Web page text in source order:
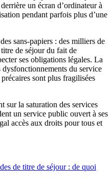
un écran d’ordinateur à
pendant parfois plus d’une
sans-papiers : des milliers de
de séjour du fait de
ses obligations légales. La
dysfonctionnements du service
sont plus fragilisées
sur la saturation des services
un service public ouvert à ses
accès aux droits pour tous et
de titre de séjour : de quoi